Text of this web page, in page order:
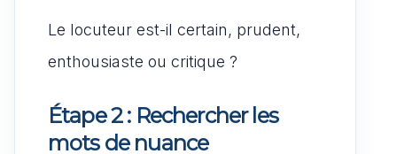
Le locuteur est-il certain, prudent,
enthousiaste ou critique ?
Étape 2 : Rechercher les
mots de nuance